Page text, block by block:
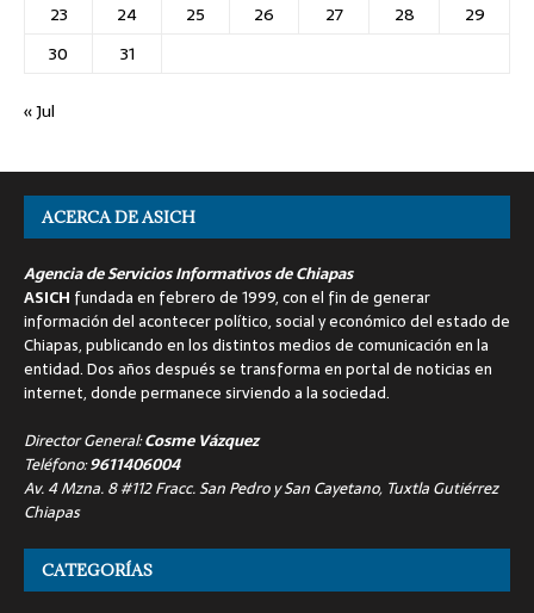
23
24 25 26 27 28
29
30
31
« Jul
ACERCA DE ASICH
Agencia de Servicios Informativos de Chiapas
ASICH fundada en febrero de 1999, con el fin de generar
información del acontecer político, social y económico del estado de
Chiapas, publicando en los distintos medios de comunicación en la
entidad. Dos años después se transforma en portal de noticias en
internet, donde permanece sirviendo a la sociedad.
Director General:Cosme Vázquez
Teléfono:9611406004
Av. 4 Mzna. 8 #112 Fracc. San Pedro y San Cayetano, Tuxtla Gutiérrez
Chiapas
CATEGORÍAS